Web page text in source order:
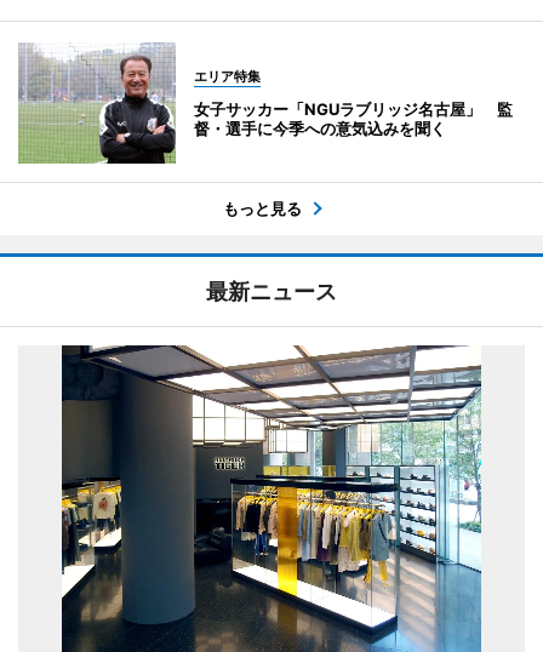
エリア特集
女子サッカー「NGUラブリッジ名古屋」 監
督・選手に今季への意気込みを聞く
もっと見る
最新ニュース